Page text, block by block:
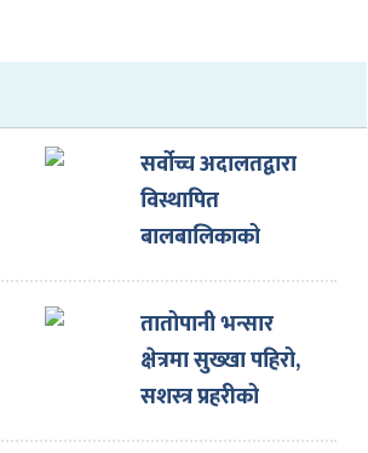
सर्वोच्च अदालतद्वारा
विस्थापित
बालबालिकाको
शिक्षा, स्वास्थ्य र
आवास सुनिश्चित गर्न
सर्वोच्च अदालतद्धारा
अन्तरिम आदेश
तातोपानी भन्सार
क्षेत्रमा सुख्खा पहिरो,
सशस्त्र प्रहरीको
बीओपीमा क्षति